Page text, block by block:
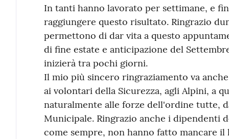
In tanti hanno lavorato per settimane, e
raggiungere questo risultato. Ringrazio
permettono di dar vita a questo
di fine estate e anticipazione del
inizierà tra pochi giorni.
Il mio più sincero ringraziamento va
ai volontari della Sicurezza, agli Alpini, a
naturalmente alle forze dell'ordine tutte,
Municipale. Ringrazio anche i dipendenti
come sempre, non hanno fatto mancare